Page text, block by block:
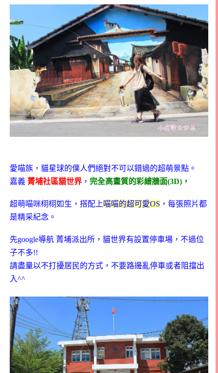
愛喵族，貓星球的僕人們絕對不可以錯過的超萌景點。
嘉義 菁埔社區貓世界 ， 完全高畫質的彩繪牆面(3D)，
超萌喵咪栩栩如生， 搭配上 喵喵的超可愛OS ，每張照片都
是精采紀念。
先google導航 菁埔派出所，貓世界有設置停車場，不過位
子不多!!
請盡量以不打擾居民的方式，不要路邊亂停車或者阻擋出
入^^